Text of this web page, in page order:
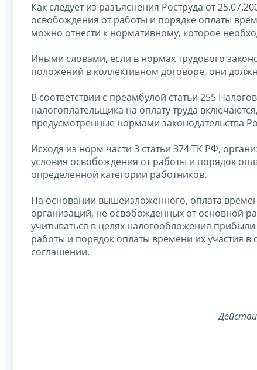
Как следует из разъяснения Роструда от
освобождения от работы и порядке оплаты
можно отнести к нормативному, которое
Иными словами, если в нормах трудового
положений в коллективном договоре, они
В соответствии с преамбулой статьи 255
налогоплательщика на оплату труда
предусмотренные нормами законодательства
Исходя из норм части 3 статьи 374 ТК РФ,
условия освобождения от работы и порядок
определенной категории работников.
На основании вышеизложенного, оплата
организаций, не освобожденных от основной
учитываться в целях налогообложения
работы и порядок оплаты времени их участия
соглашении.